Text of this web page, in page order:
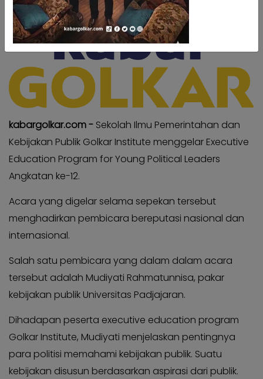
Kabar
Pilkada
Opini
Kabar
Kader
Kabar
Kabinet
UKM
Kabar
DPP
Pojok
Photo
Kabar
Pilkada
Opini
Kader
Kabar
Kabar
Kabar
Kabinet
Kabar
UKM
Kabar
DPP
Pojok
KABAR
KADER
kabargolkar.com - Sekolah Ilmu Pemerintahan dan
Kebijakan Publik Golkar Institute menggelar Executive
Education Program for Young Political Leaders
Angkatan ke-12.
Acara yang digelar selama sepekan tersebut
menghadirkan pembicara bereputasi nasional dan
internasional.
Salah satu pembicara yang dalam dalam acara
tersebut adalah Mudiyati Rahmatunnisa, pakar
kebijakan publik Universitas Padjajaran.
Dihadapan peserta executive education program
Golkar Institute, Mudiyati menjelaskan pentingnya
para politisi memahami kebijakan publik. Suatu
kebijakan disusun berdasarkan aspirasi dari publik.